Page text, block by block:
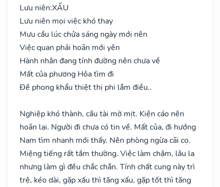
Lưu niên:XẤU
Lưu niên mọi việc khó thay
Mưu cầu lúc chửa sáng ngày mới nên
Việc quan phải hoãn mới yên
Hành nhân đang tính đường nên chưa về
Mất của phương Hỏa tìm đi
Đề phong khẩu thiệt thị phi lắm điều..
Nghiệp khó thành, cầu tài mờ mịt. Kiện cáo nên
hoãn lại. Người đi chưa có tin về. Mất của, đi hướng
Nam tìm nhanh mới thấy. Nên phòng ngừa cãi cọ.
Miệng tiếng rất tầm thường. Việc làm chậm, lâu la
nhưng làm gì đều chắc chắn. Tính chất cung này trì
trệ, kéo dài, gặp xấu thì tăng xấu, gặp tốt thì tăng